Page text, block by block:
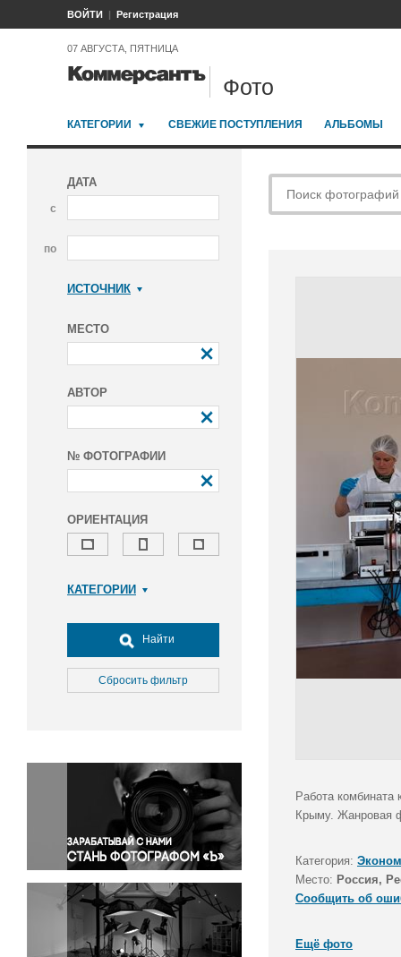
ВОЙТИ Регистрация
07 АВГУСТА, ПЯТНИЦА
Фото
КАТЕГОРИИ СВЕЖИЕ ПОСТУПЛЕНИЯ АЛЬБОМЫ
ДАТА
с
по
ИСТОЧНИК
МЕСТО
АВТОР
№ ФОТОГРАФИИ
ОРИЕНТАЦИЯ
КАТЕГОРИИ
Досуг, туризм и отдых
Культура
Медицина
Окружающая среда
Политика
Правосудие
Происшествия и конфликты
Религия
Светская жизнь
Спорт
Экология
Экономика и бизнес
Найти
Сбросить фильтр
Работа комбината
Крыму. Жанровая
Категория:
Место: Россия,
Сообщить об
Ещё фото